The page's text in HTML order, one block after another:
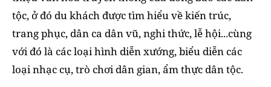
tộc, ở đó du khách được tìm hiểu về kiến trúc,
trang phục, dân ca dân vũ, nghi thức, lễ hội...cùng
với đó là các loại hình diễn xướng, biểu diễn các
loại nhạc cụ, trò chơi dân gian, ẩm thực dân tộc.